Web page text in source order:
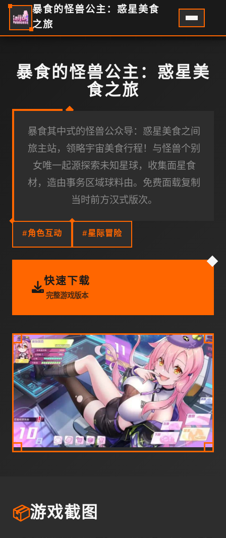
暴食的怪兽公主：惑星美食
之旅
暴食的怪兽公主：惑星美
食之旅
暴食其中式的怪兽公众导：惑星美食之间
旅主站，领略宇宙美食行程！与怪兽个别
女唯一起源探索未知星球，收集面星食
材，造由事务区域球料由。免费面载复制
当时前方汉式版次。
#角色互动 #星际冒险
快速下载
完整游戏版本
📦游戏截图